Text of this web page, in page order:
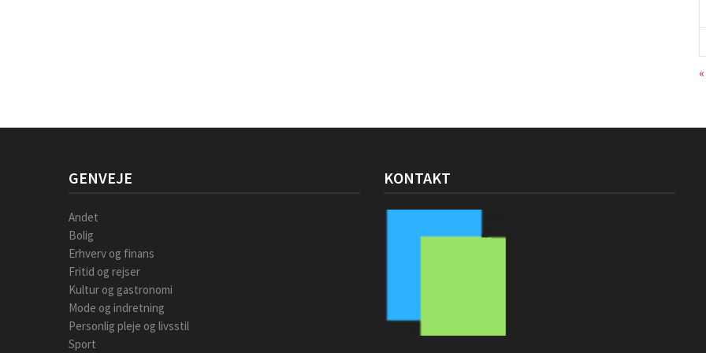
GENVEJE
Andet
Bolig
Erhverv og finans
Fritid og rejser
Kultur og gastronomi
Mode og indretning
Personlig pleje og livsstil
Sport
KONTAKT